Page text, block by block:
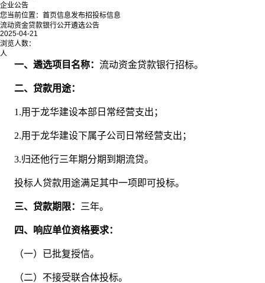
企业公告
您当前位置： 首页信息发布招投标信息
流动资金贷款银行公开遴选公告
2025-04-21
浏览人数：
人
一、遴选项目名称： 流动资金贷款银行招标。
二、贷款用途：
1.用于龙华建设本部日常经营支出；
2.用于龙华建设下属子公司日常经营支出；
3.归还他行三年期分期到期流贷。
投标人贷款用途满足其中一项即可投标。
三、贷款期限： 三年。
四、响应单位资格要求：
（一）已批复授信。
（二）不接受联合体投标。